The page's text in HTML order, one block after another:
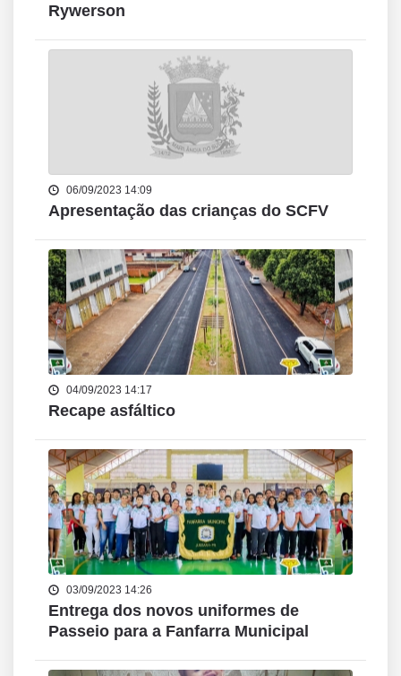
Rywerson
06/09/2023 14:09
Apresentação das crianças do SCFV
04/09/2023 14:17
Recape asfáltico
03/09/2023 14:26
Entrega dos novos uniformes de
Passeio para a Fanfarra Municipal